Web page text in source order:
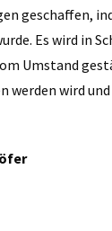
geschaffen,
Es wird in
Umstand
werden wird